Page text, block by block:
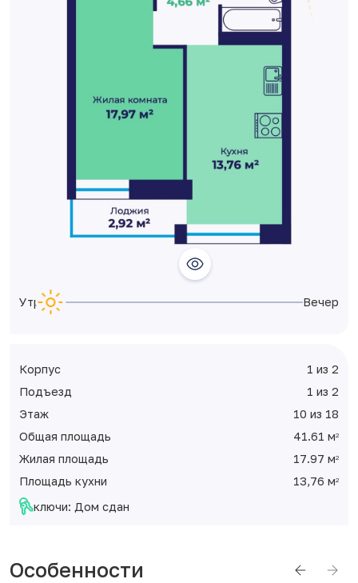
Утро Вечер
Корпус
1 из 2
Подъезд
1 из 2
Этаж
10 из 18
Общая площадь
41.61 м2
Жилая площадь 17.97 м2
Площадь кухни 13,76 м2
ключи: Дом сдан
Особенности